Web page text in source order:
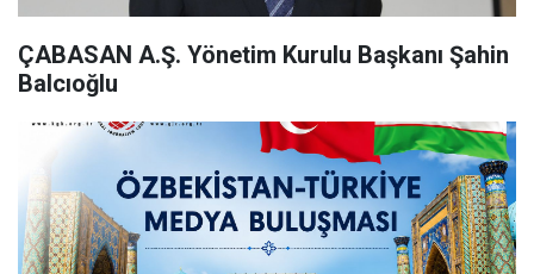
ÇABASAN A.Ş. Yönetim Kurulu Başkanı Şahin
Balcıoğlu